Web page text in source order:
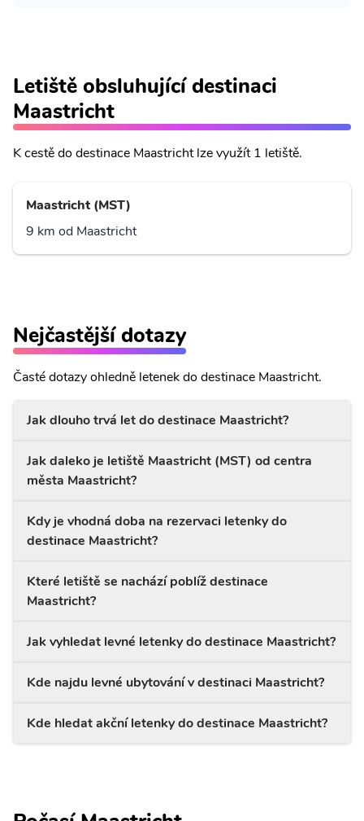
Letiště obsluhující destinaci
Maastricht
K cestě do destinace Maastricht lze využít 1 letiště.
Maastricht (MST)
9 km od Maastricht
Nejčastější dotazy
Časté dotazy ohledně letenek do destinace Maastricht.
Jak dlouho trvá let do destinace Maastricht?
Jak daleko je letiště Maastricht (MST) od centra
města Maastricht?
Kdy je vhodná doba na rezervaci letenky do
destinace Maastricht?
Které letiště se nachází poblíž destinace
Maastricht?
Jak vyhledat levné letenky do destinace Maastricht?
Kde najdu levné ubytování v destinaci Maastricht?
Kde hledat akční letenky do destinace Maastricht?